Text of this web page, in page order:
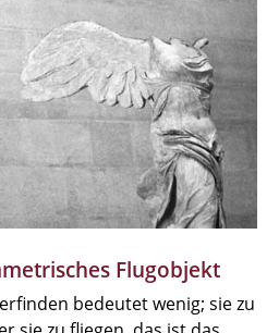
Flugobjekt
bedeutet wenig; sie zu